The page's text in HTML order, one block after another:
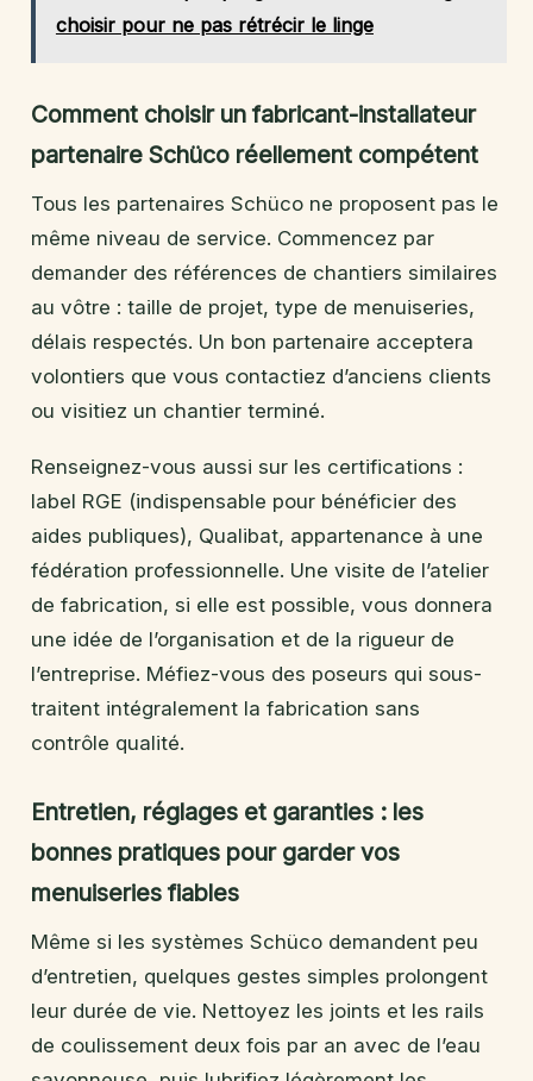
choisir pour ne pas rétrécir le linge
Comment choisir un fabricant-installateur
partenaire Schüco réellement compétent
Tous les partenaires Schüco ne proposent pas le
même niveau de service. Commencez par
demander des références de chantiers similaires
au vôtre : taille de projet, type de menuiseries,
délais respectés. Un bon partenaire acceptera
volontiers que vous contactiez d’anciens clients
ou visitiez un chantier terminé.
Renseignez-vous aussi sur les certifications :
label RGE (indispensable pour bénéficier des
aides publiques), Qualibat, appartenance à une
fédération professionnelle. Une visite de l’atelier
de fabrication, si elle est possible, vous donnera
une idée de l’organisation et de la rigueur de
l’entreprise. Méfiez-vous des poseurs qui sous-
traitent intégralement la fabrication sans
contrôle qualité.
Entretien, réglages et garanties : les
bonnes pratiques pour garder vos
menuiseries fiables
Même si les systèmes Schüco demandent peu
d’entretien, quelques gestes simples prolongent
leur durée de vie. Nettoyez les joints et les rails
de coulissement deux fois par an avec de l’eau